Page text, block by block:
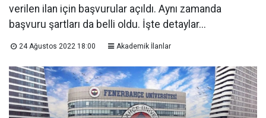
verilen ilan için başvurular açıldı. Aynı zamanda
başvuru şartları da belli oldu. İşte detaylar...
24 Ağustos 2022 18:00 Akademik İlanlar